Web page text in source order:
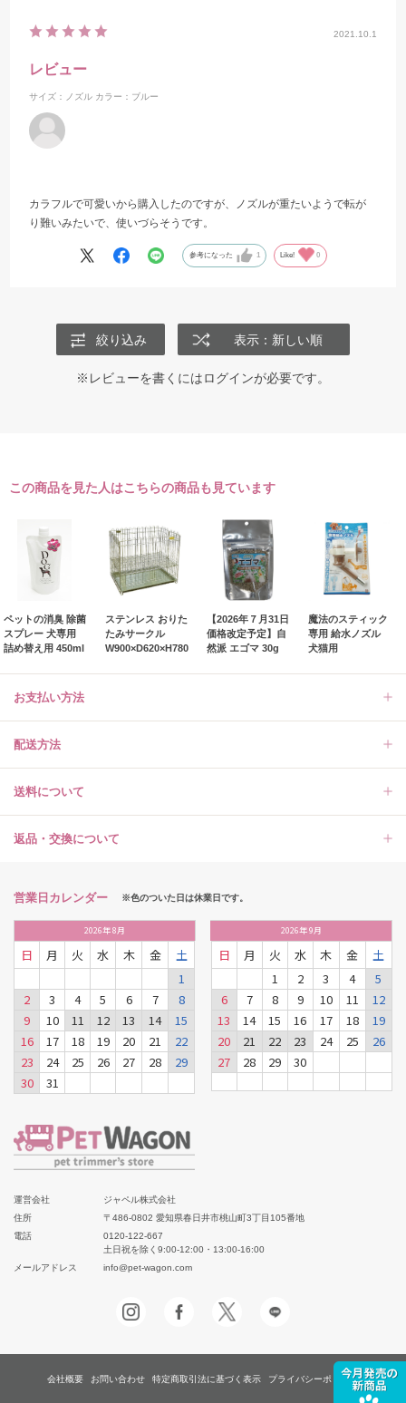
2021.10.1
レビュー
サイズ：ノズル カラー：ブルー
カラフルで可愛いから購入したのですが、ノズルが重たいようで転が
り難いみたいで、使いづらそうです。
参考になった 1 Like! 0
絞り込み 表示：新しい順
※レビューを書くにはログインが必要です。
この商品を見た人はこちらの商品も見ています
ペットの消臭 除菌
スプレー 犬専用
詰め替え用 450ml
ステンレス おりた
たみサークル
W900×D620×H780
【2026年７月31日
価格改定予定】自
然派 エゴマ 30g
魔法のスティック
専用 給水ノズル
犬猫用
お支払い方法
配送方法
送料について
返品・交換について
営業日カレンダー ※色のついた日は休業日です。
2026年8月
日 月 火 水 木 金
土
1
2
3 4 5 6 7
8
9
10 11 12 13 14
15
16
17 18 19 20 21
22
23
24 25 26 27 28
29
30
31
2026年9月
日 月 火 水 木 金
土
1
2 3 4
5
6
7 8 9 10 11
12
13
14 15 16 17 18
19
20
21 22 23 24 25
26
27
28 29 30
運営会社
ジャペル株式会社
住所
〒486-0802 愛知県春日井市桃山町3丁目105番地
電話
0120-122-667
土日祝を除く9:00-12:00・13:00-16:00
メールアドレス
info@pet-wagon.com
会社概要 お問い合わせ 特定商取引法に基づく表示 プライバシーポリシー